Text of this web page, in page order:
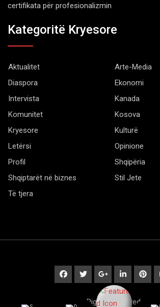
certifikata për profesionalizmin
Kategoritë Kryesore
Aktualitet
Arte-Media
Diaspora
Ekonomi
Intervista
Kanada
Komunitet
Kosova
Kryesore
Kulturë
Letërsi
Opinione
Profil
Shqipëria
Shqiptarët në biznes
Stil Jete
Të tjera
© 2020 Barta. All Rights Reserved. by